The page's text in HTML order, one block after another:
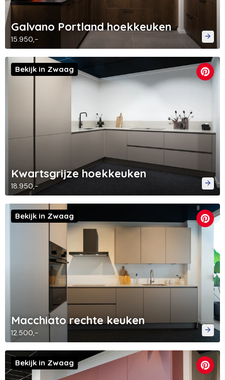
Galvano Portland hoekkeuken
15.950,-
Kwartsgrijze hoekkeuken
18.950,-
Bekijk in Zwaag
Macchiato rechte keuken
12.500,-
Bekijk in Zwaag
Bekijk in Zwaag